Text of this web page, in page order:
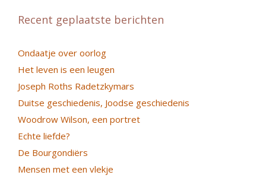
Recent geplaatste berichten
Ondaatje over oorlog
Het leven is een leugen
Joseph Roths Radetzkymars
Duitse geschiedenis, Joodse geschiedenis
Woodrow Wilson, een portret
Echte liefde?
De Bourgondiërs
Mensen met een vlekje